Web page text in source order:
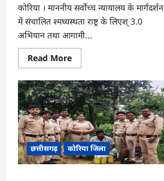
कोरिया । माननीय सर्वाेच्च न्यायालय के मार्गदर्शन
में संचालित श्मध्यस्थता राष्ट्र के लिएश् 3.0
अभियान तथा आगामी...
Read MoreRead
more
CG
:
नेशनल
लोक
अदालत
एवं
‘मध्यस्थता
राष्ट्र
के
लिए‘
3.0
छत्तीसगढ़ कोरिया जिला